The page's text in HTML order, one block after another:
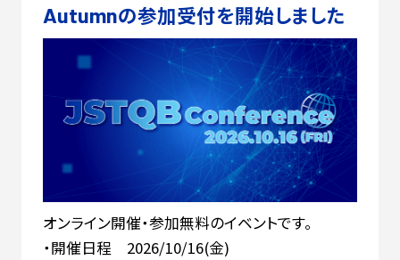
Autumnの参加受付を開始しました
オンライン開催・参加無料のイベントです。
・開催日程 2026/10/16(金)